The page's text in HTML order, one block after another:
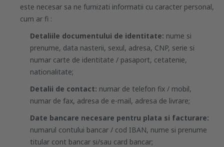
este necesar sa ne furnizati informatii cu caracter personal,
cum ar fi :
Detaliile documentului de identitate: nume si
prenume, data nasterii, sexul, adresa, CNP, serie si
numar carte de identitate / pasaport, cetatenie,
nationalitate;
Detalii de contact: numar de telefon fix / mobil,
numar de fax, adresa de e-mail, adresa de livrare;
Date bancare necesare pentru plata si facturare:
numarul contului bancar / cod IBAN, nume si prenume
titular cont bancar si/sau card bancar;